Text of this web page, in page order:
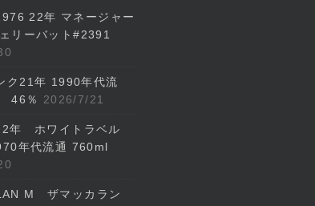
22年 マネージャー
リーバット#2391
ク21年 1990年代流
46％
2026/7/21
年 ホワイトラベル
年代流通 760ml
M ザマッカラン